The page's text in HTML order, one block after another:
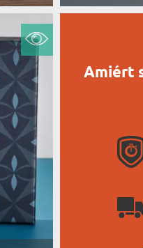
Amiért